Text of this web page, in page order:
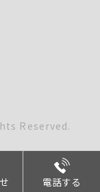
Reserved.
用されます。
電話する